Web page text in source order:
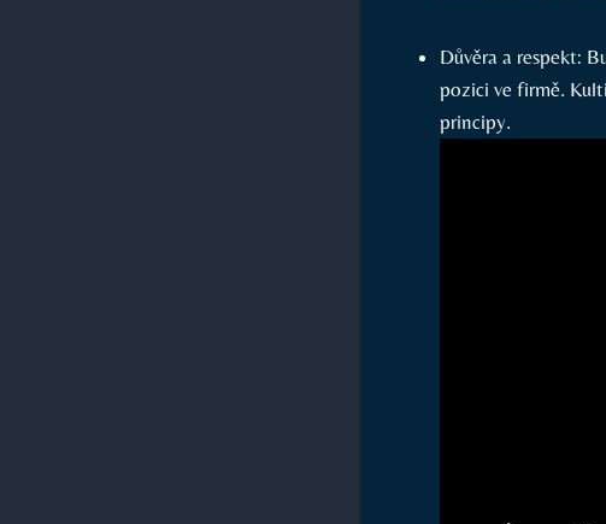
Důvěra a respekt:
pozici ve firmě.
principy.